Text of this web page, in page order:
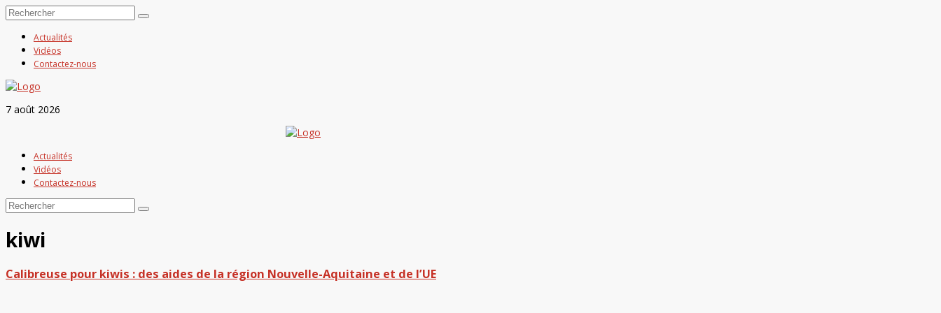
Actualités
Vidéos
Contactez-nous
7 août 2026
Actualités
Vidéos
Contactez-nous
kiwi
Calibreuse pour kiwis : des aides de la région Nouvelle-Aquitaine et de l’UE